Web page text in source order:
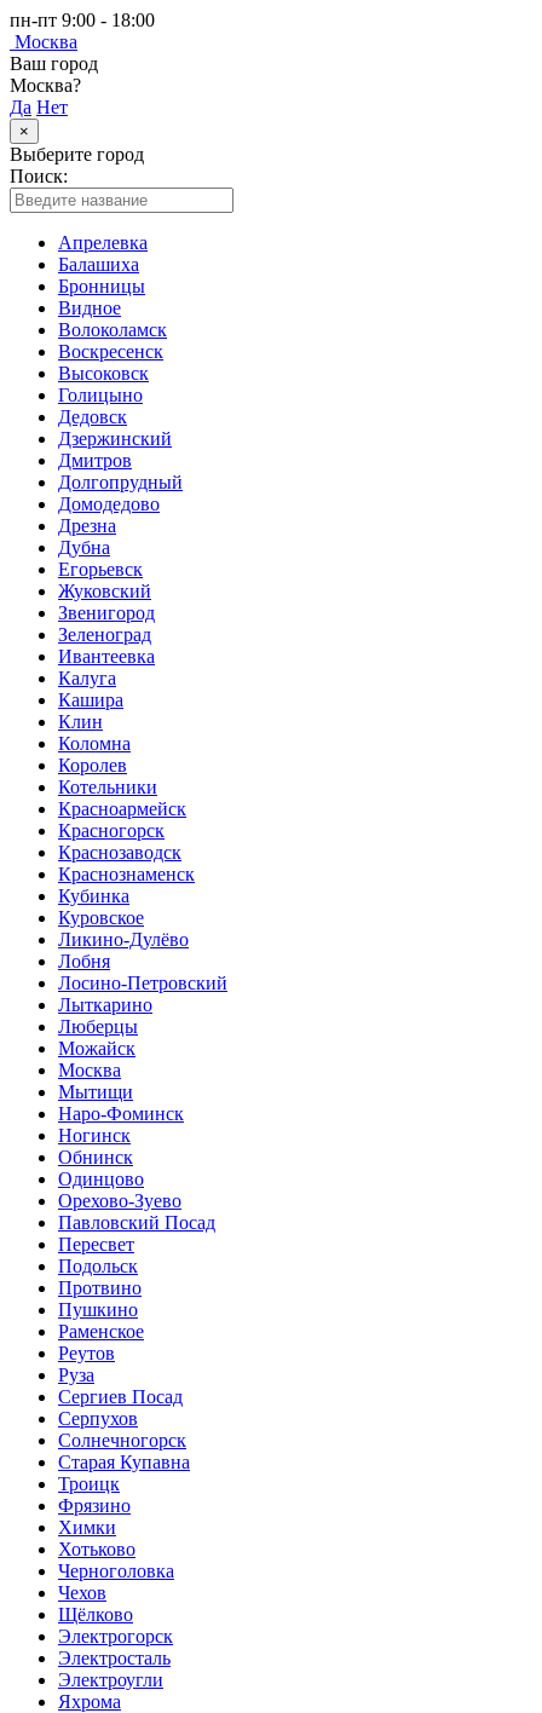
пн-пт 9:00 - 18:00
Москва
Ваш город
Москва?
Да Нет
×
Выберите город
Поиск:
Апрелевка
Балашиха
Бронницы
Видное
Волоколамск
Воскресенск
Высоковск
Голицыно
Дедовск
Дзержинский
Дмитров
Долгопрудный
Домодедово
Дрезна
Дубна
Егорьевск
Жуковский
Звенигород
Зеленоград
Ивантеевка
Калуга
Кашира
Клин
Коломна
Королев
Котельники
Красноармейск
Красногорск
Краснозаводск
Краснознаменск
Кубинка
Куровское
Ликино-Дулёво
Лобня
Лосино-Петровский
Лыткарино
Люберцы
Можайск
Москва
Мытищи
Наро-Фоминск
Ногинск
Обнинск
Одинцово
Орехово-Зуево
Павловский Посад
Пересвет
Подольск
Протвино
Пушкино
Раменское
Реутов
Руза
Сергиев Посад
Серпухов
Солнечногорск
Старая Купавна
Троицк
Фрязино
Химки
Хотьково
Черноголовка
Чехов
Щёлково
Электрогорск
Электросталь
Электроугли
Яхрома